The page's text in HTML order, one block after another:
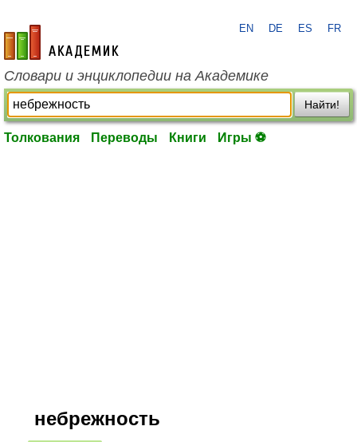
academic.ru
EN DE ES FR
Словари и энциклопедии на Академике
Найти!
Толкования Переводы Книги Игры ⚽
небрежность